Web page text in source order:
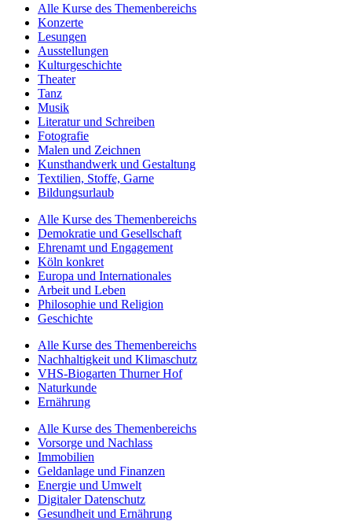
Alle Kurse des Themenbereichs
Konzerte
Lesungen
Ausstellungen
Kulturgeschichte
Theater
Tanz
Musik
Literatur und Schreiben
Fotografie
Malen und Zeichnen
Kunsthandwerk und Gestaltung
Textilien, Stoffe, Garne
Bildungsurlaub
Alle Kurse des Themenbereichs
Demokratie und Gesellschaft
Ehrenamt und Engagement
Köln konkret
Europa und Internationales
Arbeit und Leben
Philosophie und Religion
Geschichte
Alle Kurse des Themenbereichs
Nachhaltigkeit und Klimaschutz
VHS-Biogarten Thurner Hof
Naturkunde
Ernährung
Alle Kurse des Themenbereichs
Vorsorge und Nachlass
Immobilien
Geldanlage und Finanzen
Energie und Umwelt
Digitaler Datenschutz
Gesundheit und Ernährung